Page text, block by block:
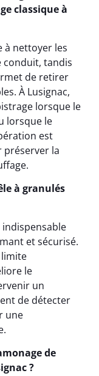
classique à
à nettoyer les
conduit, tandis
de retirer
À Lusignac,
lorsque le
lorsque le
est
la
à granulés
indispensable
et sécurisé.
limite
le
un
de détecter
une
de
?